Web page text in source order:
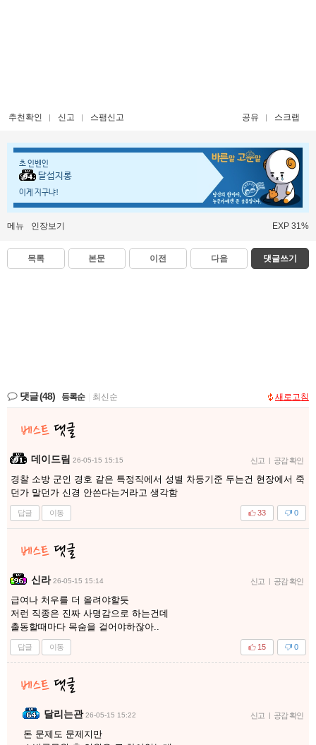
추천확인 신고 스팸신고 공유 스크랩
초 인벤인
달섭지롱
이게 지구냐!
메뉴 인장보기 EXP 31%
목록 본문 이전 다음 댓글쓰기
댓글(48) 등록순 최신순 새로고침
데이드림 26-05-15 15:15 신고 | 공감 확인
경찰 소방 군인 경호 같은 특정직에서 성별 차등기준 두는건 현장에서 죽
던가 말던가 신경 안쓴다는거라고 생각함
답글 이동 0
33
신라 26-05-15 15:14 신고 | 공감 확인
급여나 처우를 더 올려야할듯
저런 직종은 진짜 사명감으로 하는건데
출동할때마다 목숨을 걸어야하잖아..
답글 이동 0
15
달리는관 26-05-15 15:22 신고 | 공감 확인
돈 문제도 문제지만